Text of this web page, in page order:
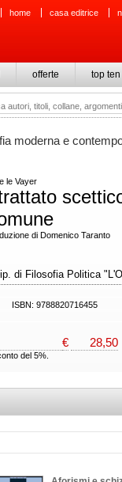
home casa editrice
offerte top ten
moderna e
le Vayer
di Domenico Taranto
di Filosofia Politica
ISBN: 9788820716455
€ 28,50
del 5%.